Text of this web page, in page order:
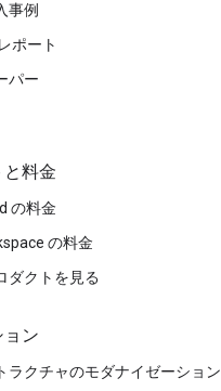
事例
ポート
パー
料金
の料金
の料金
ダクトを見る
ョン
ラクチャのモダナイゼーション